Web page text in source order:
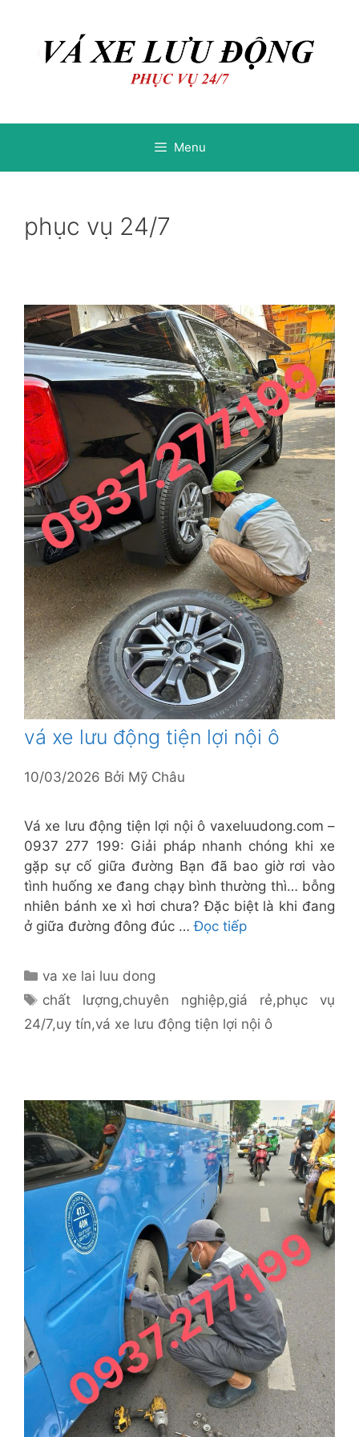
Menu
phục vụ 24/7
vá xe lưu động tiện lợi nội ô
10/03/2026 Bởi Mỹ Châu
Vá xe lưu động tiện lợi nội ô vaxeluudong.com –
0937 277 199: Giải pháp nhanh chóng khi xe
gặp sự cố giữa đường Bạn đã bao giờ rơi vào
tình huống xe đang chạy bình thường thì… bỗng
nhiên bánh xe xì hơi chưa? Đặc biệt là khi đang
ở giữa đường đông đúc …Đọc tiếp
Danh
mục
va xe lai luu dong
Thẻ
chất lượng,chuyên nghiệp,giá rẻ,phục vụ
24/7,uy tín,vá xe lưu động tiện lợi nội ô